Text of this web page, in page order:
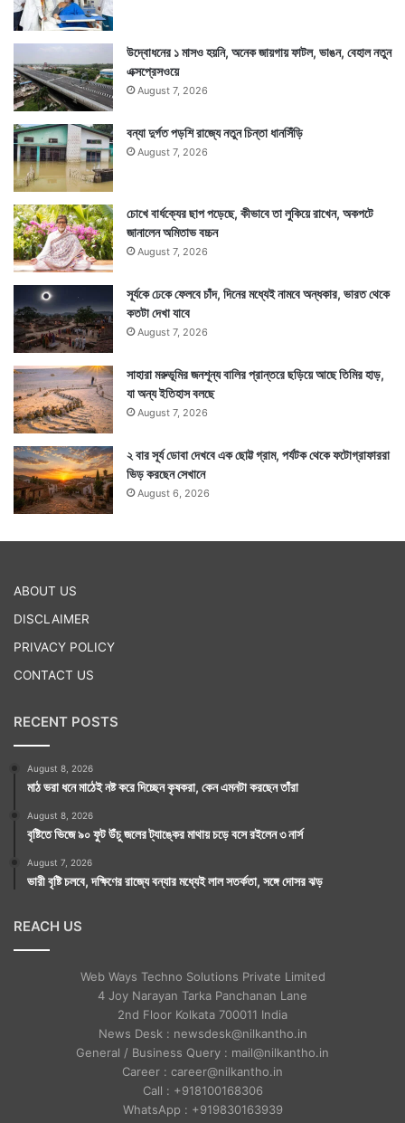
উদ্বোধনের ১ মাসও হয়নি, অনেক জায়গায় ফাটল, ভাঙন, বেহাল নতুন
এক্সপ্রেসওয়ে
August 7, 2026
বন্যা দুর্গত পড়শি রাজ্যে নতুন চিন্তা ধানসিঁড়ি
August 7, 2026
চোখে বার্ধক্যের ছাপ পড়েছে, কীভাবে তা লুকিয়ে রাখেন, অকপটে
জানালেন অমিতাভ বচ্চন
August 7, 2026
সূর্যকে ঢেকে ফেলবে চাঁদ, দিনের মধ্যেই নামবে অন্ধকার, ভারত থেকে
কতটা দেখা যাবে
August 7, 2026
সাহারা মরুভূমির জনশূন্য বালির প্রান্তরে ছড়িয়ে আছে তিমির হাড়,
যা অন্য ইতিহাস বলছে
August 7, 2026
২ বার সূর্য ডোবা দেখবে এক ছোট্ট গ্রাম, পর্যটক থেকে ফটোগ্রাফাররা
ভিড় করছেন সেখানে
August 6, 2026
ABOUT US
DISCLAIMER
PRIVACY POLICY
CONTACT US
RECENT POSTS
August 8, 2026
মাঠ ভরা ধনে মাঠেই নষ্ট করে দিচ্ছেন কৃষকরা, কেন এমনটা করছেন তাঁরা
August 8, 2026
বৃষ্টিতে ভিজে ৯০ ফুট উঁচু জলের ট্যাঙ্কের মাথায় চড়ে বসে রইলেন ৩ নার্স
August 7, 2026
ভারী বৃষ্টি চলবে, দক্ষিণের রাজ্যে বন্যার মধ্যেই লাল সতর্কতা, সঙ্গে দোসর ঝড়
REACH US
Web Ways Techno Solutions Private Limited
4 Joy Narayan Tarka Panchanan Lane
2nd Floor Kolkata 700011 India
News Desk : newsdesk@nilkantho.in
General / Business Query : mail@nilkantho.in
Career : career@nilkantho.in
Call : +918100168306
WhatsApp : +919830163939